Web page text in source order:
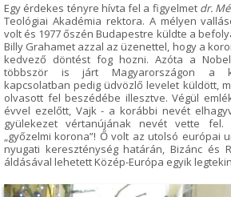
Egy érdekes tényre hívta fel a figyelmet dr.
Teológiai Akadémia rektora. A mélyen
volt és 1977 őszén Budapestre küldte a
Billy Grahamet azzal az üzenettel, hogy a
kedvező döntést fog hozni. Azóta a
többször is járt Magyarországon a
kapcsolatban pedig üdvözlő levelet küldött,
olvasott fel beszédébe illesztve. Végül
évvel ezelőtt, Vajk - a korábbi nevét
gyülekezet vértanújának nevét vette fel.
„győzelmi korona”! Ő volt az utolsó európai
nyugati kereszténység határán, Bizánc és
áldásával lehetett Közép-Európa egyik